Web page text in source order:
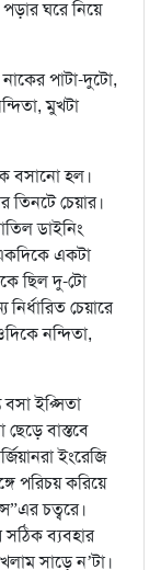
ঘরে নিয়ে
পাটা-দুটো,
মুখটা
বসানো হল।
চেয়ার।
ডাইনিং
একটা
ছিল দু-টো
চেয়ারে
নন্দিতা,
বসা ইপ্সিতা
বাস্তবে
ইংরেজি
পরিচয় করিয়ে
চত্বরে।
সঠিক ব্যবহার
সাড়ে ন’টা।